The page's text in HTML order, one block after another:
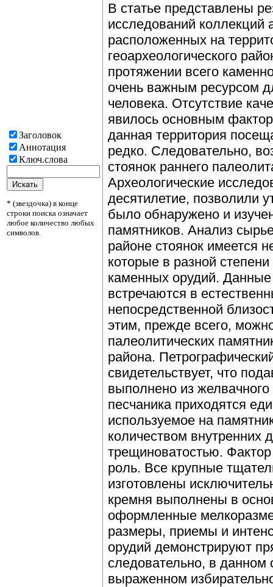
Заголовок
Аннотация
Ключ.слова
* (звездочка) в конце
строки поиска означает
любое количество любых
символов.
В статье представлены
исследований коллекций
расположенных на
геоархеологического
протяжении всего
очень важным ресурсом
человека. Отсутствие
явилось основным
данная территория
редко. Следовательно,
стоянок раннего
Археологические
десятилетие, позволили
было обнаружено и
памятников. Анализ
районе стоянок имеется
которые в разной
каменных орудий.
встречаются в
непосредственной
этим, прежде всего,
палеолитических
района.
свидетельствует, что
выполнено из
песчаника приходятся
используемое на
количеством внутренних
трещиноватостью.
роль. Все крупные
изготовлены
кремня выполнены в
оформленные
размеры, приемы и
орудий демонстрируют
следовательно, в данном
выраженном